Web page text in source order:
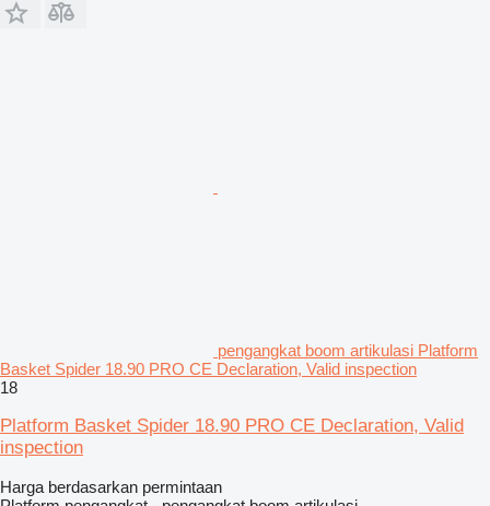
pengangkat boom artikulasi Platform
Basket Spider 18.90 PRO CE Declaration, Valid inspection
18
Platform Basket Spider 18.90 PRO CE Declaration, Valid
inspection
Harga berdasarkan permintaan